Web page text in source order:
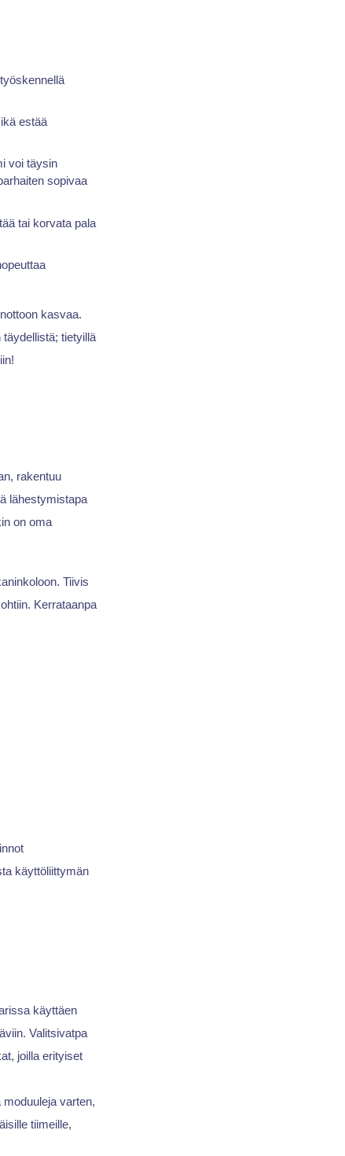
estää
voi täysin
sopivaa
tai korvata pala
kasvaa.
tietyillä
rakentuu
lähestymistapa
on oma
Tiivis
Kerrataanpa
käyttöliittymän
käyttäen
Valitsivatpa
joilla erityiset
varten,
tiimeille,